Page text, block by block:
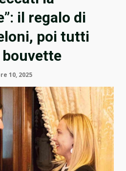
il regalo di
poi tutti
10, 2025